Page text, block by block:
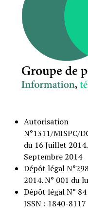
Autorisation
N°1311/MISPC/
du 16 Juillet
Septembre 2014
Dépôt légal
2014. N° 001 du
Dépôt légal N°
ISSN : 1840-8117